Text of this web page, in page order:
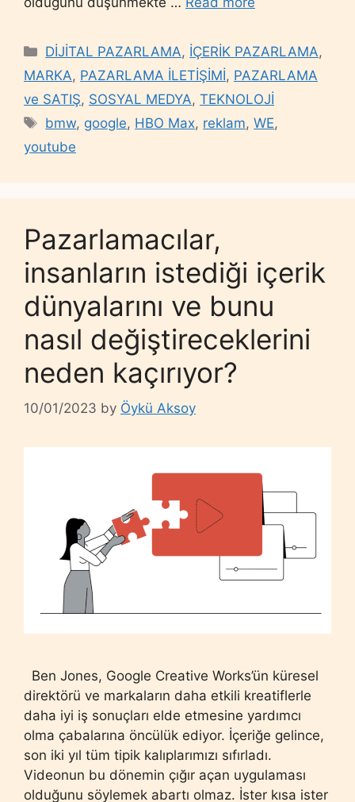
Categories
DİJİTAL PAZARLAMA, İÇERİK PAZARLAMA,
MARKA, PAZARLAMA İLETİŞİMİ, PAZARLAMA
ve SATIŞ, SOSYAL MEDYA, TEKNOLOJİ
Tags
bmw, google, HBO Max, reklam,WE,
youtube
Pazarlamacılar,
insanların istediği içerik
dünyalarını ve bunu
nasıl değiştireceklerini
neden kaçırıyor?
10/01/2023 by Öykü Aksoy
Ben Jones, Google Creative Works’ün küresel
direktörü ve markaların daha etkili kreatiflerle
daha iyi iş sonuçları elde etmesine yardımcı
olma çabalarına öncülük ediyor. İçeriğe gelince,
son iki yıl tüm tipik kalıplarımızı sıfırladı.
Videonun bu dönemin çığır açan uygulaması
olduğunu söylemek abartı olmaz. İster kısa ister